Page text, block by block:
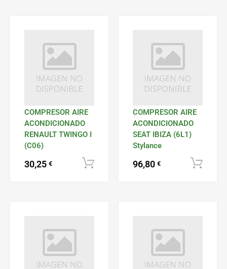
COMPRESOR AIRE
ACONDICIONADO
RENAULT TWINGO I
(C06)
30,25 € Añadir al carrito
COMPRESOR AIRE
ACONDICIONADO
SEAT IBIZA (6L1)
Stylance
96,80 €